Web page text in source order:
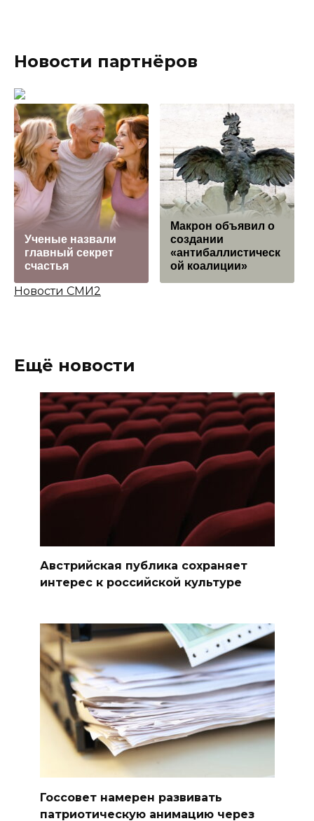
Новости партнёров
Ученые назвали
главный секрет
счастья
Макрон объявил о
создании
«антибаллистическ
ой коалиции»
Новости СМИ2
Ещё новости
Австрийская публика сохраняет
интерес к российской культуре
Госсовет намерен развивать
патриотическую анимацию через